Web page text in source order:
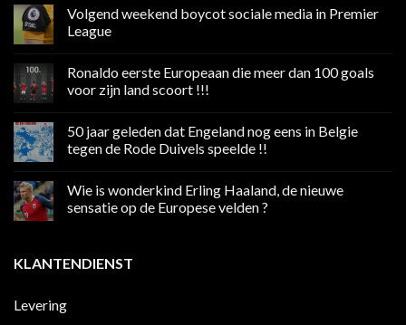
Volgend weekend boycot sociale media in Premier
League
op
weekend
media
in
Premier
Ronaldo eerste Europeaan die meer dan 100 goals
voor zijn land scoort !!!
op
Ronaldo
eerste
meer
100
land
scoort
50 jaar geleden dat Engeland nog eens in Belgie
tegen de Rode Duivels speelde !!
op
jaar
nog
eens
tegen
Wie is wonderkind Erling Haaland, de nieuwe
sensatie op de Europese velden ?
Wie
is
Haaland,
KLANTENDIENST
Levering